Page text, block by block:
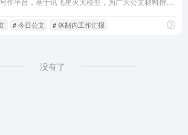
# 今日公文 # 体制内工作汇报
没有了